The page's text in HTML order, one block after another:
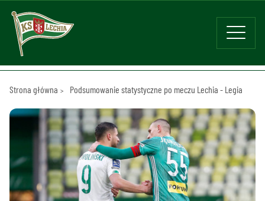
Strona główna Podsumowanie statystyczne po meczu Lechia - Legia